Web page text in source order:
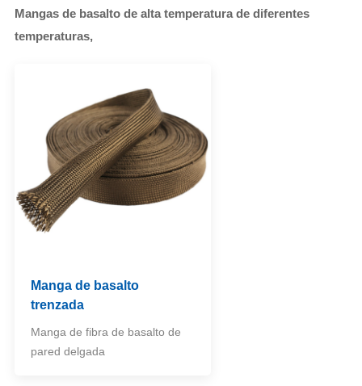
Mangas de basalto de alta temperatura de diferentes
temperaturas,
Manga de basalto
trenzada
Manga de fibra de basalto de
pared delgada